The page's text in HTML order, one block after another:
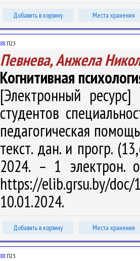
Добавить в корзину Места хранения
88 П23
Певнева, Анжела
Когнитивная
[Электронный
студентов
педагогическая
текст. дан. и прогр.
2024. – 1 электрон.
https://elib.grsu.by/
10.01.2024.
Добавить в корзину Места хранения
88 П23